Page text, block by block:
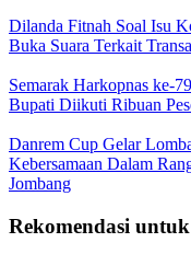
Dilanda Fitnah Soal Isu
Buka Suara Terkait
Semarak Harkopnas ke-
Bupati Diikuti Ribuan
Danrem Cup Gelar
Kebersamaan Dalam
Jombang
Rekomendasi